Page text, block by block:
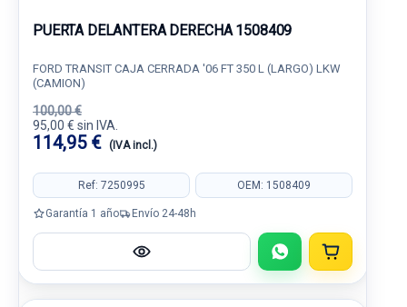
PUERTA DELANTERA DERECHA 1508409
FORD TRANSIT CAJA CERRADA '06 FT 350 L (LARGO) LKW
(CAMION)
100,00 €
95,00 € sin IVA.
114,95 € (IVA incl.)
Ref: 7250995 OEM: 1508409
Garantía 1 año Envío 24-48h